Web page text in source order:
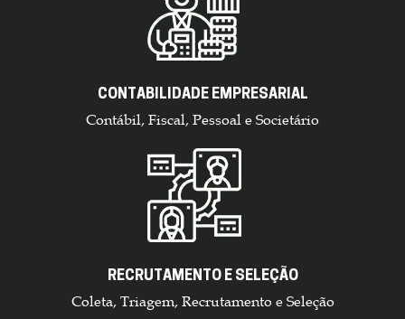
CONTABILIDADE EMPRESARIAL
Contábil, Fiscal, Pessoal e Societário
RECRUTAMENTO E SELEÇÃO
Coleta, Triagem, Recrutamento e Seleção